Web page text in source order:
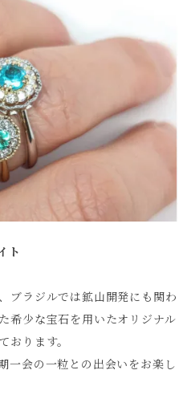
ト
ブラジルでは鉱山開発にも関わ
希少な宝石を用いたオリジナル
おります。
一会の一粒との出会いをお楽し